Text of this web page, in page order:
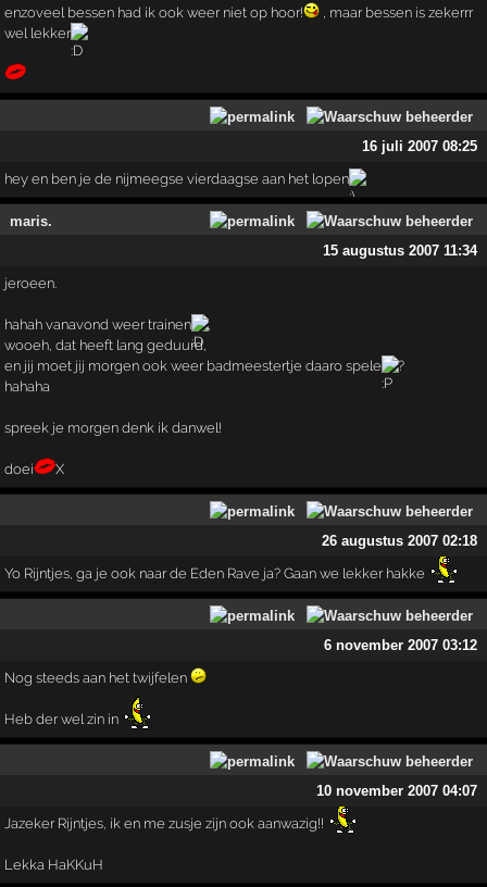
enzoveel bessen had ik ook weer niet op hoor!
, maar bessen is zekerrr
wel lekker
16 juli 2007 08:25
hey en ben je de nijmeegse vierdaagse aan het lopen
maris.
15 augustus 2007 11:34
jeroeen.
hahah vanavond weer trainen
,
wooeh, dat heeft lang geduurd,
en jij moet jij morgen ook weer badmeestertje daaro spele
?
hahaha
spreek je morgen denk ik danwel!
doei X
26 augustus 2007 02:18
Yo Rijntjes, ga je ook naar de Eden Rave ja? Gaan we lekker hakke
6 november 2007 03:12
Nog steeds aan het twijfelen
Heb der wel zin in
10 november 2007 04:07
Jazeker Rijntjes, ik en me zusje zijn ook aanwazig!!
Lekka HaKKuH